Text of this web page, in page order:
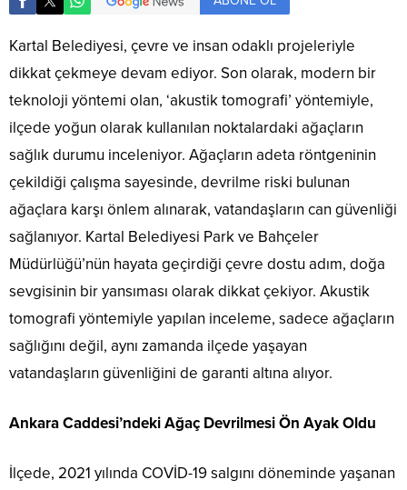
Kartal Belediyesi, çevre ve insan odaklı projeleriyle
dikkat çekmeye devam ediyor. Son olarak, modern bir
teknoloji yöntemi olan, ‘akustik tomografi’ yöntemiyle,
ilçede yoğun olarak kullanılan noktalardaki ağaçların
sağlık durumu inceleniyor. Ağaçların adeta röntgeninin
çekildiği çalışma sayesinde, devrilme riski bulunan
ağaçlara karşı önlem alınarak, vatandaşların can güvenliği
sağlanıyor. Kartal Belediyesi Park ve Bahçeler
Müdürlüğü’nün hayata geçirdiği çevre dostu adım, doğa
sevgisinin bir yansıması olarak dikkat çekiyor. Akustik
tomografi yöntemiyle yapılan inceleme, sadece ağaçların
sağlığını değil, aynı zamanda ilçede yaşayan
vatandaşların güvenliğini de garanti altına alıyor.
Ankara Caddesi’ndeki Ağaç Devrilmesi Ön Ayak Oldu
İlçede, 2021 yılında COVİD-19 salgını döneminde yaşanan